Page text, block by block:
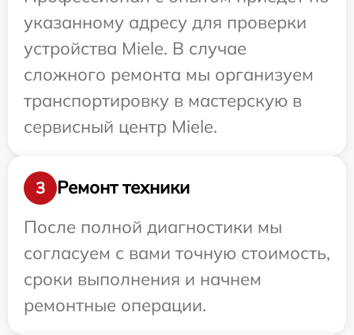
указанному адресу для проверки
устройства Miele. В случае
сложного ремонта мы организуем
транспортировку в мастерскую в
сервисный центр Miele.
3
Ремонт техники
После полной диагностики мы
согласуем с вами точную стоимость,
сроки выполнения и начнем
ремонтные операции.